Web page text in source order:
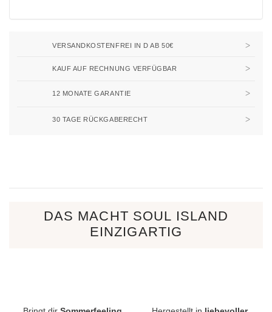
VERSANDKOSTENFREI IN D AB 50€
KAUF AUF RECHNUNG VERFÜGBAR
12 MONATE GARANTIE
30 TAGE RÜCKGABERECHT
DAS MACHT SOUL ISLAND
EINZIGARTIG